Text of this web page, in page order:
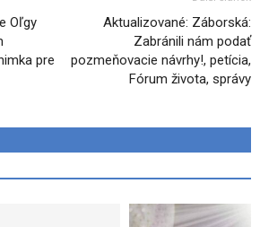
Oľgy
pre
Aktualizované: Záborská:
Zabránili nám podať
pozmeňovacie návrhy!, petícia,
Fórum života, správy